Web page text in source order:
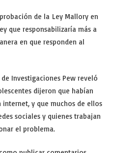
de la Ley Mallory en
que responsabilizaría más a
en que responden al
Investigaciones Pew reveló
dijeron que habían
y que muchos de ellos
sociales y quienes trabajan
el problema.